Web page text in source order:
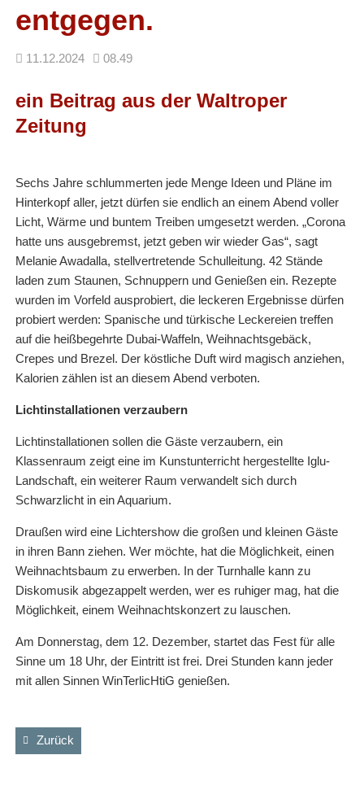
entgegen.
11.12.2024 08.49
ein Beitrag aus der Waltroper
Zeitung
Sechs Jahre schlummerten jede Menge Ideen und Pläne im
Hinterkopf aller, jetzt dürfen sie endlich an einem Abend voller
Licht, Wärme und buntem Treiben umgesetzt werden. „Corona
hatte uns ausgebremst, jetzt geben wir wieder Gas“, sagt
Melanie Awadalla, stellvertretende Schulleitung. 42 Stände
laden zum Staunen, Schnuppern und Genießen ein. Rezepte
wurden im Vorfeld ausprobiert, die leckeren Ergebnisse dürfen
probiert werden: Spanische und türkische Leckereien treffen
auf die heißbegehrte Dubai-Waffeln, Weihnachtsgebäck,
Crepes und Brezel. Der köstliche Duft wird magisch anziehen,
Kalorien zählen ist an diesem Abend verboten.
Lichtinstallationen verzaubern
Lichtinstallationen sollen die Gäste verzaubern, ein
Klassenraum zeigt eine im Kunstunterricht hergestellte Iglu-
Landschaft, ein weiterer Raum verwandelt sich durch
Schwarzlicht in ein Aquarium.
Draußen wird eine Lichtershow die großen und kleinen Gäste
in ihren Bann ziehen. Wer möchte, hat die Möglichkeit, einen
Weihnachtsbaum zu erwerben. In der Turnhalle kann zu
Diskomusik abgezappelt werden, wer es ruhiger mag, hat die
Möglichkeit, einem Weihnachtskonzert zu lauschen.
Am Donnerstag, dem 12. Dezember, startet das Fest für alle
Sinne um 18 Uhr, der Eintritt ist frei. Drei Stunden kann jeder
mit allen Sinnen WinTerlicHtiG genießen.
Zurück